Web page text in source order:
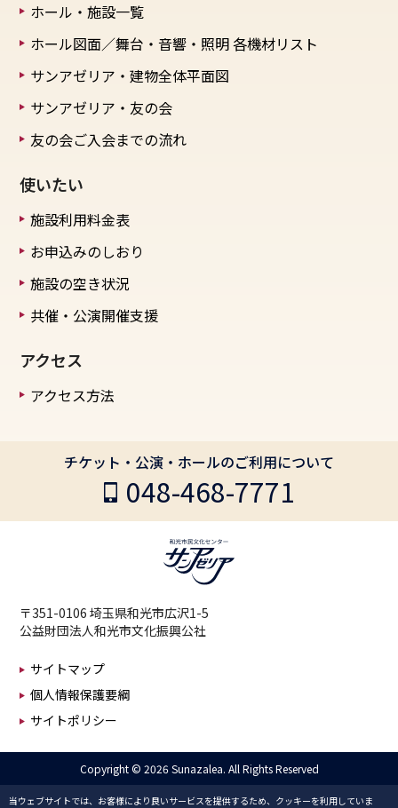
当ウェブサイトでは、お客様により良いサービスを提供するため、クッキーを利用していま
ホール・施設一覧
ホール図面／舞台・音響・照明各機材リスト
サンアゼリア・建物全体平面図
サンアゼリア・友の会
友の会ご入会までの流れ
使いたい
施設利用料金表
お申込みのしおり
施設の空き状況
共催・公演開催支援
アクセス
アクセス方法
チケット・公演・ホールのご利用について
048-468-7771
〒351-0106 埼玉県和光市広沢1-5
公益財団法人和光市文化振興公社
サイトマップ
個人情報保護要綱
サイトポリシー
Copyright © 2026 Sunazalea. All Rights Reserved